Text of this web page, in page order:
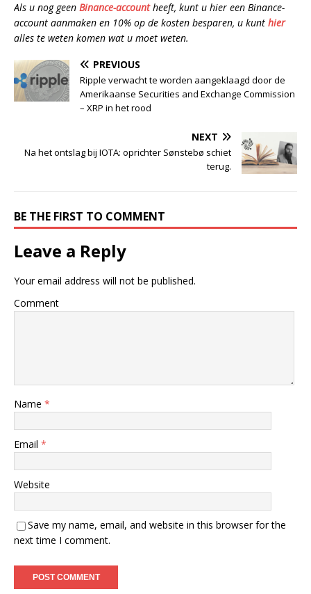
Als u nog geen Binance-accountheeft, kunt u hier een Binance-
account aanmaken en 10% op de kosten besparen, u kunt hier
alles te weten komen wat u moet weten.
PREVIOUS
Ripple verwacht te worden aangeklaagd door de
Amerikaanse Securities and Exchange Commission
– XRP in het rood
NEXT
Na het ontslag bij IOTA: oprichter Sønstebø schiet
terug.
BE THE FIRST TO COMMENT
Leave a Reply
Your email address will not be published.
Comment
Name *
Email *
Website
Save my name, email, and website in this browser for the
next time I comment.